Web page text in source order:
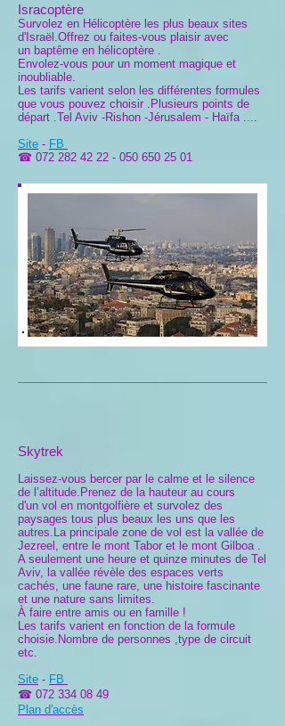
Isracoptère
Survolez en Hélicoptère les plus beaux sites
d'Israël.Offrez ou faites-vous plaisir avec
un baptême en hélicoptère .
Envolez-vous pour un moment magique et
inoubliable.
Les tarifs varient selon les différentes formules
que vous pouvez choisir .Plusieurs points de
départ .Tel Aviv -Rishon -Jérusalem - Haïfa ....
Site - FB
☎ 072 282 42 22 - 050 650 25 01
Skytrek
Laissez-vous bercer par le calme et le silence
de l’altitude.Prenez de la hauteur au cours
d'un vol en montgolfière et survolez des
paysages tous plus beaux les uns que les
autres.La principale zone de vol est la vallée de
Jezreel, entre le mont Tabor et le mont Gilboa .
A seulement une heure et quinze minutes de Tel
Aviv, la vallée révèle des espaces verts
cachés, une faune rare, une histoire fascinante
et une nature sans limites.
À faire entre amis ou en famille !
Les tarifs varient en fonction de la formule
choisie.Nombre de personnes ,type de circuit
etc.
Site - FB
☎ 072 334 08 49
Plan d'accès